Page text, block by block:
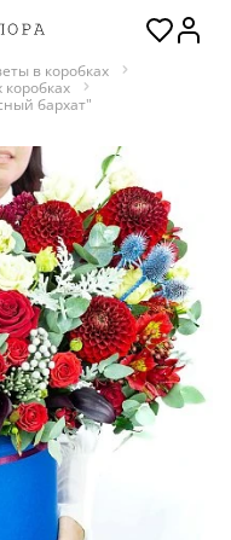
в коробках
бархат"